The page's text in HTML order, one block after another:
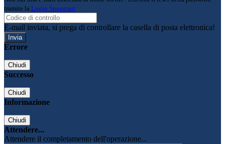
tramite la Login Spaggiari
E-mail inviata, si prega di controllare la casella di posta elettronica!
Errore
Chiudi
Successo
Chiudi
Informazione
Chiudi
Attendere...
Attendere il completamento dell'operazione...